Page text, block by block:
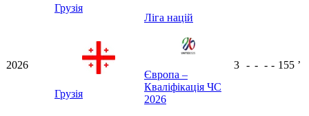
Грузія
Ліга націй
2026
Грузія
Європа –
Кваліфікація ЧС
2026
3 - - - - 155 ʼ